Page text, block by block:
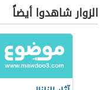
الزوار شاهدوا أيضاً